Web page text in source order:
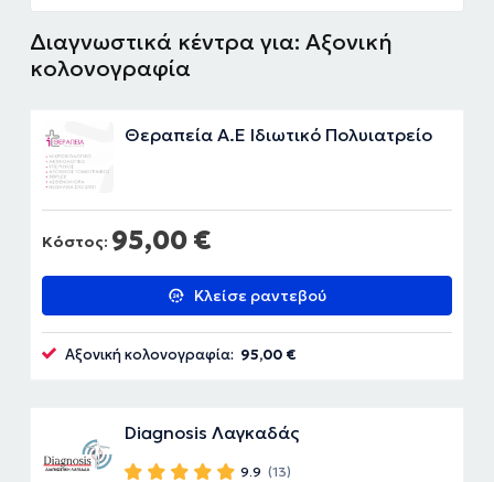
Διαγνωστικά κέντρα για: Αξονική
κολονογραφία
Θεραπεία Α.Ε Ιδιωτικό Πολυιατρείο
Κόστος: 95,00 €
Κλείσε ραντεβού
Αξονική κολονογραφία: 95,00 €
Diagnosis Λαγκαδάς
9.9 (13)